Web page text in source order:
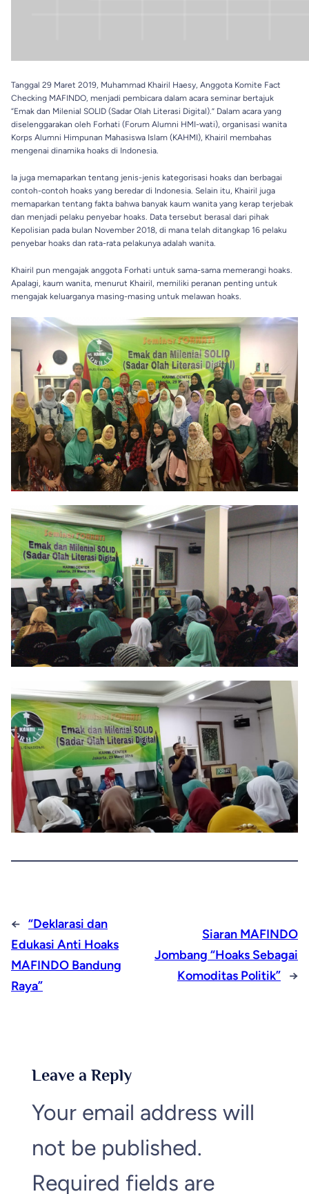
Tanggal 29 Maret 2019, Muhammad Khairil Haesy, Anggota Komite Fact
Checking MAFINDO, menjadi pembicara dalam acara seminar bertajuk
“Emak dan Milenial SOLID (Sadar Olah Literasi Digital).” Dalam acara yang
diselenggarakan oleh Forhati (Forum Alumni HMI-wati), organisasi wanita
Korps Alumni Himpunan Mahasiswa Islam (KAHMI), Khairil membahas
mengenai dinamika hoaks di Indonesia.
Ia juga memaparkan tentang jenis-jenis kategorisasi hoaks dan berbagai
contoh-contoh hoaks yang beredar di Indonesia. Selain itu, Khairil juga
memaparkan tentang fakta bahwa banyak kaum wanita yang kerap terjebak
dan menjadi pelaku penyebar hoaks. Data tersebut berasal dari pihak
Kepolisian pada bulan November 2018, di mana telah ditangkap 16 pelaku
penyebar hoaks dan rata-rata pelakunya adalah wanita.
Khairil pun mengajak anggota Forhati untuk sama-sama memerangi hoaks.
Apalagi, kaum wanita, menurut Khairil, memiliki peranan penting untuk
mengajak keluarganya masing-masing untuk melawan hoaks.
← “Deklarasi dan
Edukasi Anti Hoaks
MAFINDO Bandung
Raya”
Siaran MAFINDO
Jombang “Hoaks Sebagai
Komoditas Politik” →
Leave a Reply
Your email address will
not be published.
Required fields are